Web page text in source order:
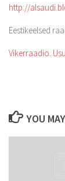
http://
Eestikeelsed
Vikerraadio.
YOU